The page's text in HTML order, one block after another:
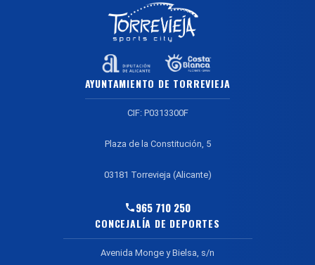
AYUNTAMIENTO DE TORREVIEJA
CIF: P0313300F
Plaza de la Constitución, 5
03181 Torrevieja (Alicante)
965 710 250
CONCEJALÍA DE DEPORTES
Avenida Monge y Bielsa, s/n